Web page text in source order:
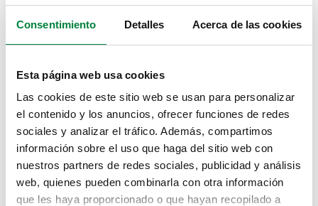
Consentimiento Detalles Acerca de las cookies
Esta página web usa cookies
Las cookies de este sitio web se usan para personalizar
el contenido y los anuncios, ofrecer funciones de redes
sociales y analizar el tráfico. Además, compartimos
información sobre el uso que haga del sitio web con
nuestros partners de redes sociales, publicidad y análisis
web, quienes pueden combinarla con otra información
que les haya proporcionado o que hayan recopilado a
CONSTRUCTION SITE:
servicios de la ciudad, el Complejo
Uruguay, con un diseño de vanguardia y de excelencia en
los servicios.
Con una fuerte concentración de empresas nacionales e
internacionales así como de estudios profesionales de
primera línea, este centro de negocios ofrece un nuevo
ámbito laboral, estrechamente relacionado con la mejor
calidad de vida y la productividad.